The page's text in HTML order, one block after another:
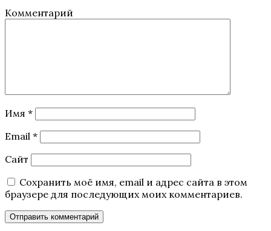
Комментарий
Имя *
Email *
Сайт
Сохранить моё имя, email и адрес сайта в этом
браузере для последующих моих комментариев.